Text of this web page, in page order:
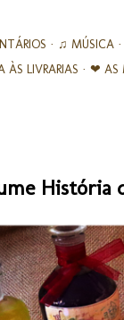
♫ MÚSICA
ÀS LIVRARIAS ❤ AS
História